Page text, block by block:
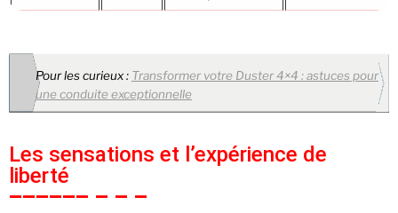
Pour les curieux : Transformer votre Duster 4×4 : astuces pour
une conduite exceptionnelle
Les sensations et l’expérience de
liberté